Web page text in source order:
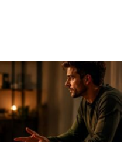
ZIELONE
STREFY,
CICHE
OSIEDLA”